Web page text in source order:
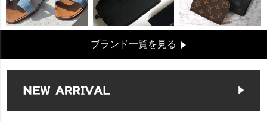
ブランド一覧を見る